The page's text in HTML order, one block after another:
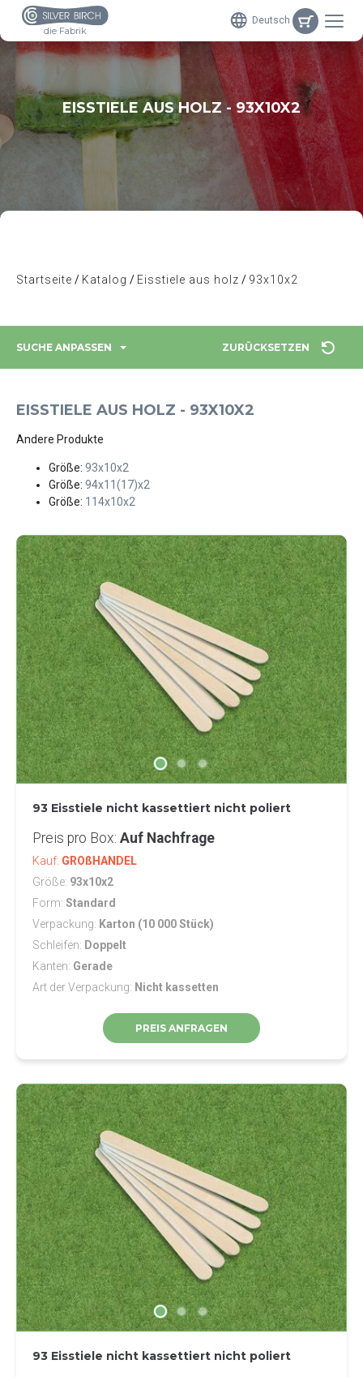
die Fabrik
Deutsch
EISSTIELE AUS HOLZ - 93X10X2
Startseite Katalog Eisstiele aus holz 93x10x2
SUCHE ANPASSEN ZURÜCKSETZEN
EISSTIELE AUS HOLZ - 93X10X2
Andere Produkte
Größe: 93x10x2
Größe: 94x11(17)x2
Größe: 114x10x2
93 Eisstiele nicht kassettiert nicht poliert
Preis pro Box Auf Nachfrage
Kauf GROßHANDEL
Größe 93x10x2
Form Standard
Verpackung Karton (10 000 Stück)
Schleifen Doppelt
Kanten Gerade
Art der Verpackung Nicht kassetten
PREIS ANFRAGEN
93 Eisstiele nicht kassettiert nicht poliert